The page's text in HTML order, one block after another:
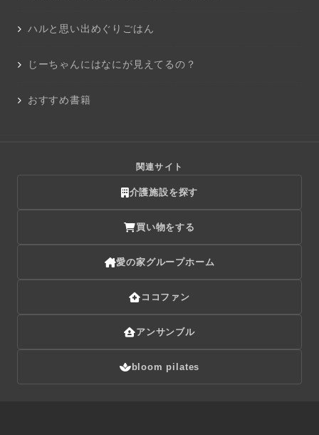
ハルと思い出めぐりごはん
じーちゃんにはなにが見えてるの？
おすすめ書籍
関連サイト
介護施設を探す
買い物をする
愛の家グループホーム
ココファン
アンサンブル
bloom pilates